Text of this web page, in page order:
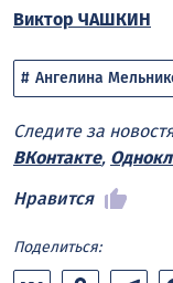
Виктор ЧАШКИН
Ангелина
Следите за
ВКонтакте,
Нравится
Поделиться: